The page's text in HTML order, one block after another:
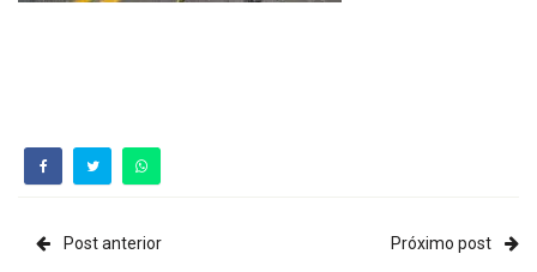
Post anterior Próximo post